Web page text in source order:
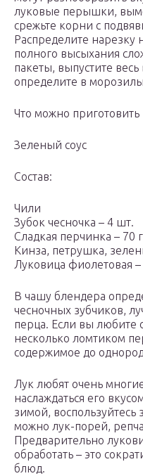
луковые перышки,
срежьте корни с
Распределите нарезку
полного высыхания
пакеты, выпустите
определите в
Что можно
Зеленый соус
Состав:
Чили
Зубок чесночка – 4 шт.
Сладкая перчинка – 70 г
Кинза, петрушка,
Луковица фиолетовая –
В чашу блендера
чесночных зубчиков,
перца. Если вы любите
несколько ломтиком
содержимое до
Лук любят очень
наслаждаться его
зимой,
можно лук-порей,
Предварительно
обработать – это
блюд.